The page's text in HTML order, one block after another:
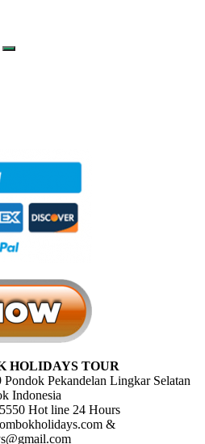
HOLIDAYS TOUR
Pekandelan Lingkar Selatan
Indonesia
Hot line 24 Hours
&